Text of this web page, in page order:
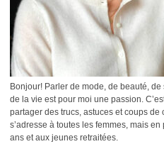
Bonjour! Parler de mode, de beauté,
de la vie est pour moi une passion.
partager des trucs, astuces et coups
s’adresse à toutes les femmes, mais
ans et aux jeunes retraitées.